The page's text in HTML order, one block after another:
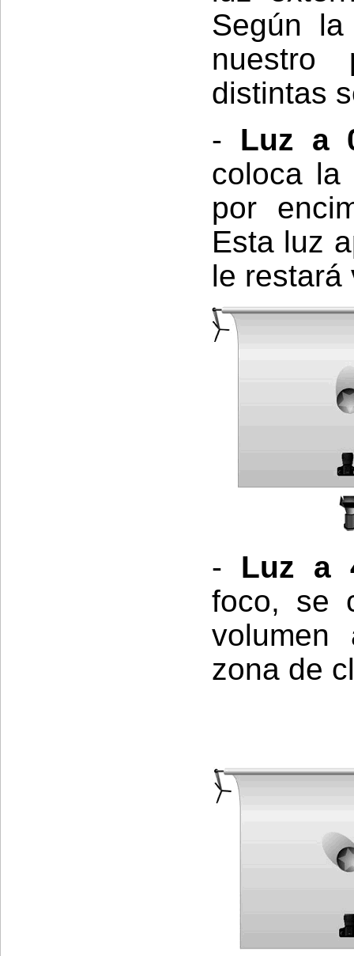
Según
nuestro
distintas
- Luz a
coloca la
por
Esta luz
le restará
- Luz a
foco, se
zona de